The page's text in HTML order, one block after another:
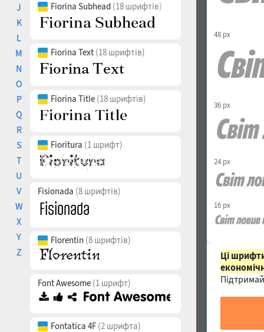
J
K
L
M
N
O
P
Q
R
S
T
U
V
W
X
Y
Z
Fiorina Subhead (18 шрифтів)
Fiorina Text (18 шрифтів)
Fiorina Title (18 шрифтів)
Fioritura (1 шрифт)
Fisionada (8 шрифтів)
Florentin (8 шрифтів)
Font Awesome (1 шрифт)
Fontatica 4F (2 шрифта)
48 px
36 px
24 px
16 px
Ці